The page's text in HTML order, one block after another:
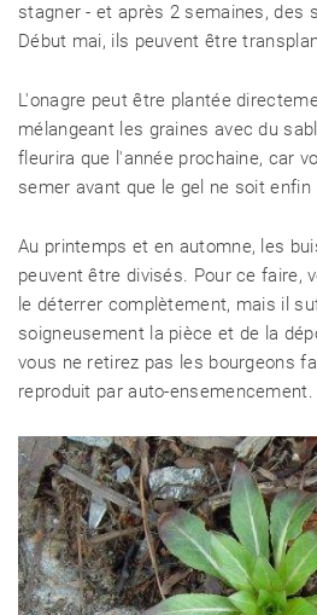
stagner - et après 2 semaines, des
Début mai, ils peuvent être
L'onagre peut être plantée
mélangeant les graines avec du
fleurira que l'année prochaine, car
semer avant que le gel ne soit enfin
Au printemps et en automne, les
peuvent être divisés. Pour ce faire,
le déterrer complètement, mais il
soigneusement la pièce et de la
vous ne retirez pas les bourgeons
reproduit par auto-ensemencement.